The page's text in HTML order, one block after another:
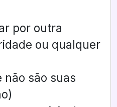
por outra
ou qualquer
não são suas